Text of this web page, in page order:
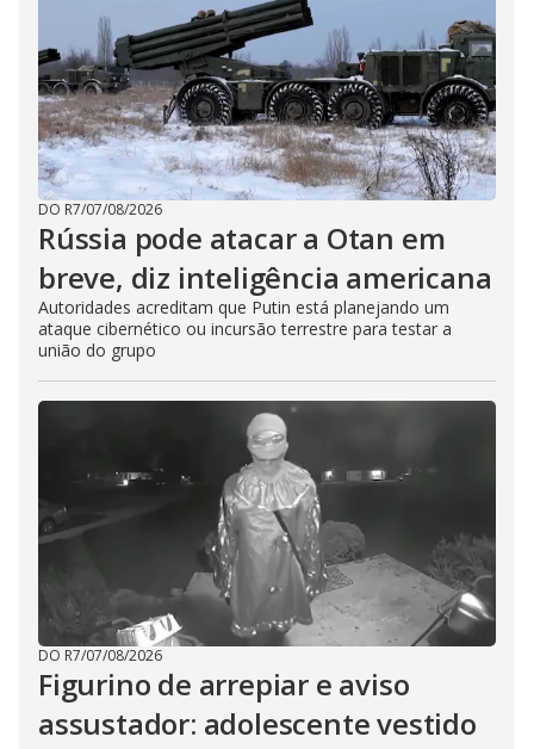
DO R7/07/08/2026
Rússia pode atacar a Otan em
breve, diz inteligência americana
Autoridades acreditam que Putin está planejando um
ataque cibernético ou incursão terrestre para testar a
união do grupo
DO R7/07/08/2026
Figurino de arrepiar e aviso
assustador: adolescente vestido